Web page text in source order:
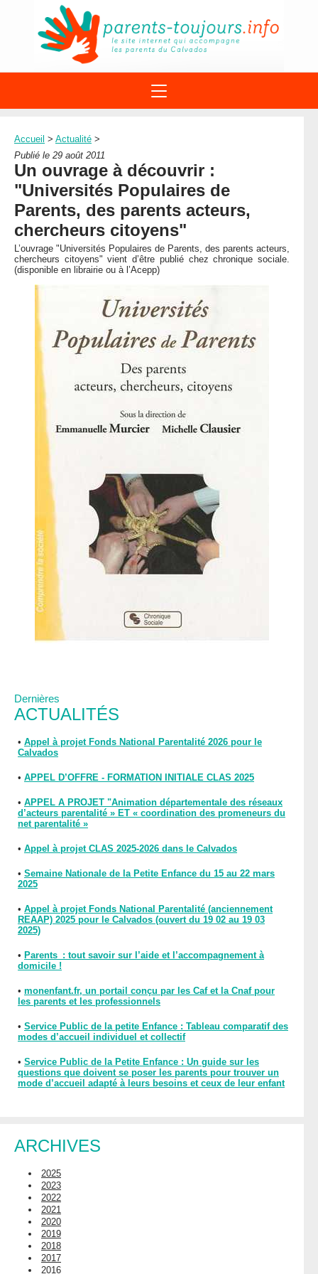
À PROPOS DU REAAP
1ÈRE VISITE
ACTUALITÉ
AGENDA
DISPOSITIFS PARENTALITÉ
SITES INTERNET
NUMÉROS VERTS
LEXIQUE
LETTRES D’INFO
MENTIONS LÉGALES
STRUCTURES
DOCUMENTS
FORMATIONS
Dernières
ACTUALITÉS
• Appel à projet Fonds National Parentalité 2026 pour le
Calvados
• APPEL D’OFFRE - FORMATION INITIALE CLAS 2025
• APPEL A PROJET "Animation départementale des réseaux
d’acteurs parentalité » ET « coordination des promeneurs du
net parentalité »
• Appel à projet CLAS 2025-2026 dans le Calvados
• Semaine Nationale de la Petite Enfance du 15 au 22 mars
2025
• Appel à projet Fonds National Parentalité (anciennement
REAAP) 2025 pour le Calvados (ouvert du 19 02 au 19 03
2025)
• Parents : tout savoir sur l’aide et l’accompagnement à
domicile !
• monenfant.fr, un portail conçu par les Caf et la Cnaf pour
les parents et les professionnels
• Service Public de la petite Enfance : Tableau comparatif des
modes d’accueil individuel et collectif
• Service Public de la Petite Enfance : Un guide sur les
questions que doivent se poser les parents pour trouver un
mode d’accueil adapté à leurs besoins et ceux de leur enfant
ARCHIVES
2025
2023
2022
2021
2020
2019
2018
2017
2016
Accueil > Actualité >
Publié le 29 août 2011
Un ouvrage à découvrir :
"Universités Populaires de
Parents, des parents acteurs,
chercheurs citoyens"
L’ouvrage "Universités Populaires de Parents, des parents acteurs,
chercheurs citoyens" vient d’être publié chez chronique sociale.
(disponible en librairie ou à l’Acepp)